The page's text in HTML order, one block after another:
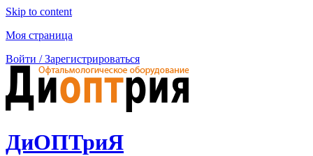
Skip to content
Моя страница
Войти / Зарегистрироваться
ДиОПТриЯ